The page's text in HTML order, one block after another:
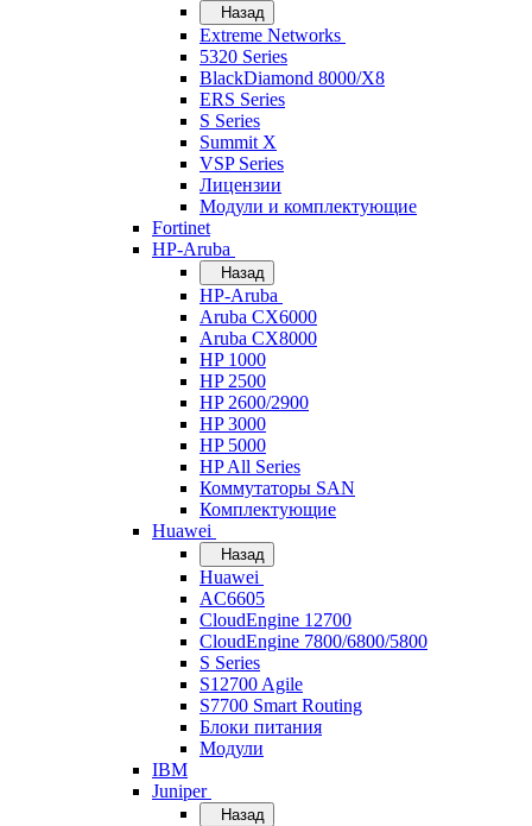
Назад
Extreme Networks
5320 Series
BlackDiamond 8000/X8
ERS Series
S Series
Summit X
VSP Series
Лицензии
Модули и комплектующие
Fortinet
HP-Aruba
Назад
HP-Aruba
Aruba CX6000
Aruba CX8000
HP 1000
HP 2500
HP 2600/2900
HP 3000
HP 5000
HP All Series
Коммутаторы SAN
Комплектующие
Huawei
Назад
Huawei
AC6605
CloudEngine 12700
CloudEngine 7800/6800/5800
S Series
S12700 Agile
S7700 Smart Routing
Блоки питания
Модули
IBM
Juniper
Назад